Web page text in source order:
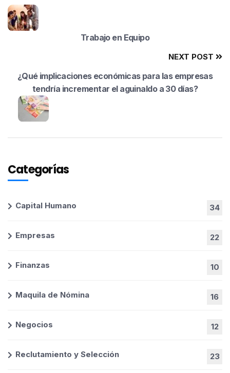
Trabajo en Equipo
NEXT POST
¿Qué implicaciones económicas para las empresas
tendría incrementar el aguinaldo a 30 días?
Categorías
Capital Humano 34
Empresas 22
Finanzas 10
Maquila de Nómina 16
Negocios 12
Reclutamiento y Selección 23